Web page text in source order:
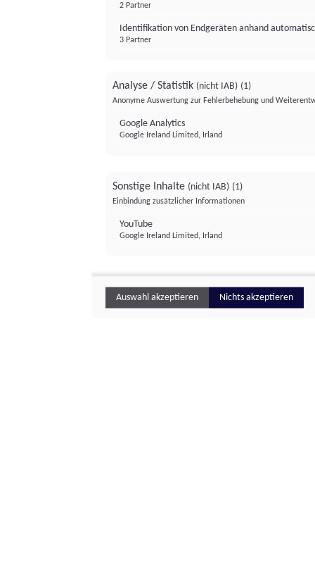
2 Partner
Identifikation von Endgeräten anhand
3 Partner
Analyse / Statistik (nicht IAB) (1)
Anonyme Auswertung zur Fehlerbehebung und
Google Analytics
Google Ireland Limited, Irland
Sonstige Inhalte (nicht IAB) (1)
Einbindung zusätzlicher Informationen
YouTube
Google Ireland Limited, Irland
Auswahl akzeptieren Nichts akzeptieren